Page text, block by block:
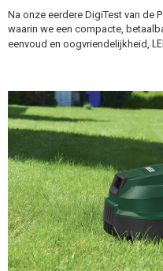
Na onze eerdere DigiTest van de
waarin we een compacte,
eenvoud en oogvriendelijkheid,